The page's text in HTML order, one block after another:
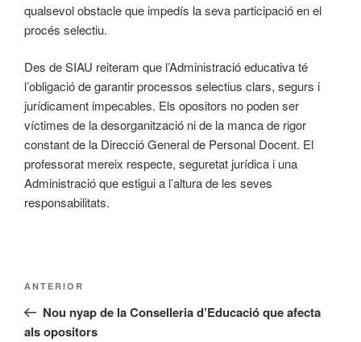
qualsevol obstacle que impedís la seva participació en el
procés selectiu.
Des de SIAU reiteram que l’Administració educativa té
l’obligació de garantir processos selectius clars, segurs i
jurídicament impecables. Els opositors no poden ser
víctimes de la desorganització ni de la manca de rigor
constant de la Direcció General de Personal Docent. El
professorat mereix respecte, seguretat jurídica i una
Administració que estigui a l’altura de les seves
responsabilitats.
Entrada
anterior
ANTERIOR
Nou nyap de la Conselleria d’Educació que afecta
als opositors